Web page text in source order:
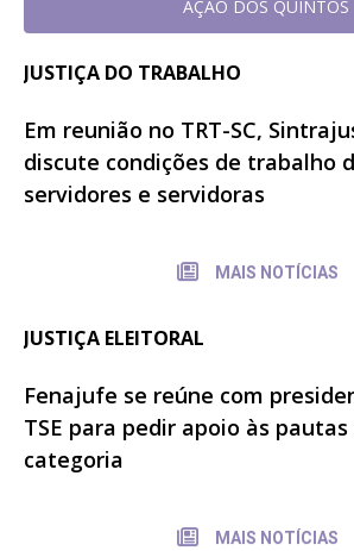
AÇÃO DOS QUINTOS
JUSTIÇA DO TRABALHO
Em reunião no TRT-SC,
discute condições de trabalho
servidores e servidoras
MAIS NOTÍCIAS
JUSTIÇA ELEITORAL
Fenajufe se reúne com
TSE para pedir apoio às pautas
categoria
MAIS NOTÍCIAS